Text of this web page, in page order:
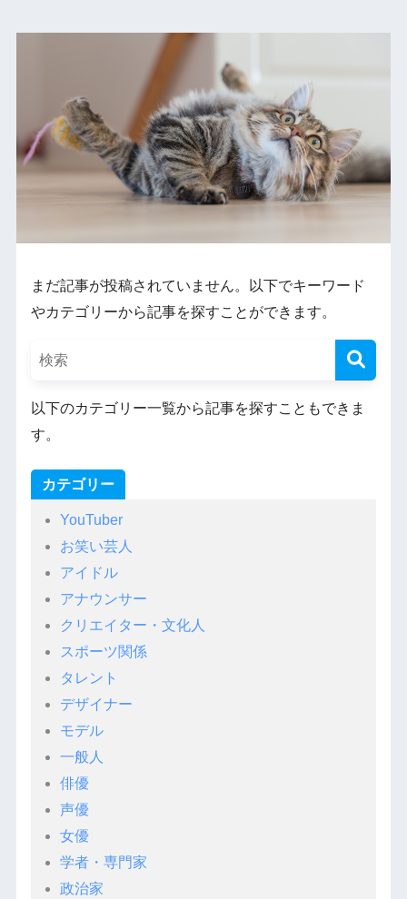
まだ記事が投稿されていません。以下でキーワード
やカテゴリーから記事を探すことができます。
以下のカテゴリー一覧から記事を探すこともできま
す。
カテゴリー
YouTuber
お笑い芸人
アイドル
アナウンサー
クリエイター・文化人
スポーツ関係
タレント
デザイナー
モデル
一般人
俳優
声優
女優
学者・専門家
政治家